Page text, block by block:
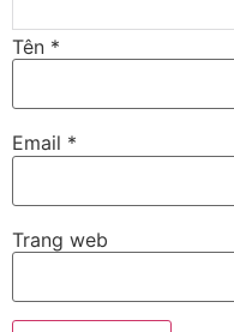
Tên *
Email *
Trang web